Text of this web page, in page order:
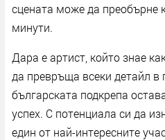
сцената може да преобърне
минути.
Дара е артист, който знае
да превръща всеки детайл в
българската подкрепа
успех. С потенциала си да
един от най-интересните